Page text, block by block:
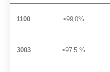
1100 ≥99,0%
3003 ≥97,5 %